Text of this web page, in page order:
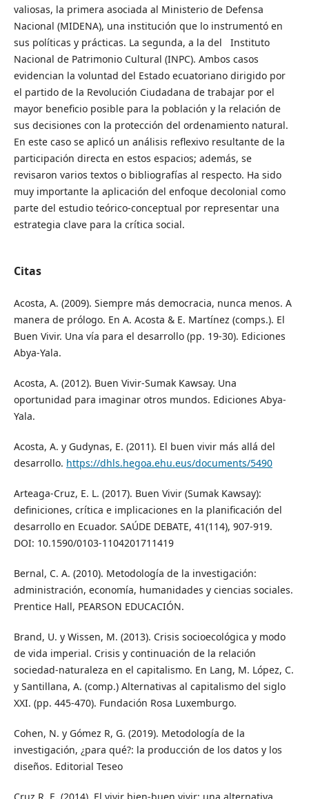
valiosas, la primera asociada al Ministerio de Defensa
Nacional (MIDENA), una institución que lo instrumentó en
sus políticas y prácticas. La segunda, a la del Instituto
Nacional de Patrimonio Cultural (INPC). Ambos casos
evidencian la voluntad del Estado ecuatoriano dirigido por
el partido de la Revolución Ciudadana de trabajar por el
mayor beneficio posible para la población y la relación de
sus decisiones con la protección del ordenamiento natural.
En este caso se aplicó un análisis reflexivo resultante de la
participación directa en estos espacios; además, se
revisaron varios textos o bibliografías al respecto. Ha sido
muy importante la aplicación del enfoque decolonial como
parte del estudio teórico-conceptual por representar una
estrategia clave para la crítica social.
Citas
Acosta, A. (2009). Siempre más democracia, nunca menos. A
manera de prólogo. En A. Acosta & E. Martínez (comps.). El
Buen Vivir. Una vía para el desarrollo (pp. 19-30). Ediciones
Abya-Yala.
Acosta, A. (2012). Buen Vivir-Sumak Kawsay. Una
oportunidad para imaginar otros mundos. Ediciones Abya-
Yala.
Acosta, A. y Gudynas, E. (2011). El buen vivir más allá del
desarrollo. https://dhls.hegoa.ehu.eus/documents/5490
Arteaga-Cruz, E. L. (2017). Buen Vivir (Sumak Kawsay):
definiciones, crítica e implicaciones en la planificación del
desarrollo en Ecuador. SAÚDE DEBATE, 41(114), 907-919.
DOI: 10.1590/0103-1104201711419
Bernal, C. A. (2010). Metodología de la investigación:
administración, economía, humanidades y ciencias sociales.
Prentice Hall, PEARSON EDUCACIÓN.
Brand, U. y Wissen, M. (2013). Crisis socioecológica y modo
de vida imperial. Crisis y continuación de la relación
sociedad-naturaleza en el capitalismo. En Lang, M. López, C.
y Santillana, A. (comp.) Alternativas al capitalismo del siglo
XXI. (pp. 445-470). Fundación Rosa Luxemburgo.
Cohen, N. y Gómez R, G. (2019). Metodología de la
investigación, ¿para qué?: la producción de los datos y los
diseños. Editorial Teseo